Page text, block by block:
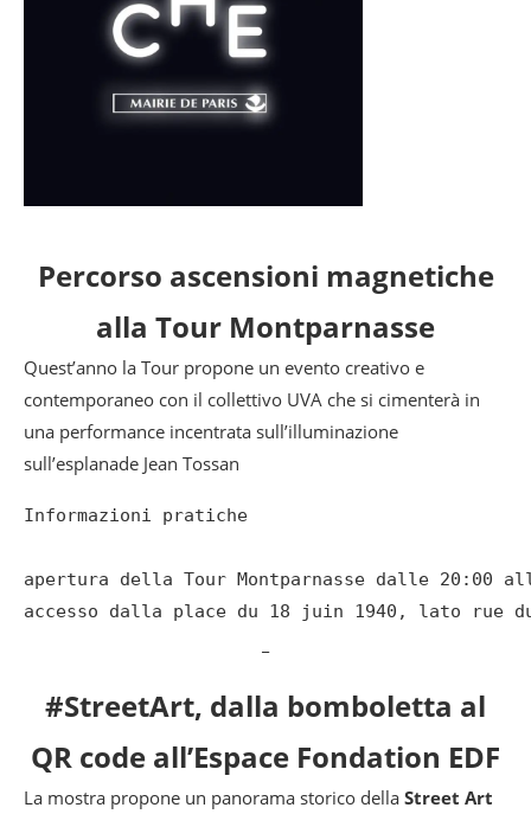
Percorso ascensioni magnetiche
alla Tour Montparnasse
Quest’anno la Tour propone un evento creativo e
contemporaneo con il collettivo UVA che si cimenterà in
una performance incentrata sull’illuminazione
sull’esplanade Jean Tossan
Informazioni pratiche
apertura della Tour Montparnasse dalle 20:00
accesso dalla place du 18 juin 1940, lato rue
#StreetArt, dalla bomboletta al
QR code all’Espace Fondation EDF
La mostra propone un panorama storico della Street Art